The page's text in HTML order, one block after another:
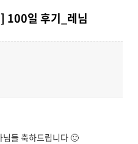
100일 후기_레님
님들 축하드립니다 🙂